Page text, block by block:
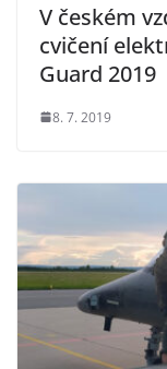
V českém
cvičení
Guard 2019
8. 7. 2019